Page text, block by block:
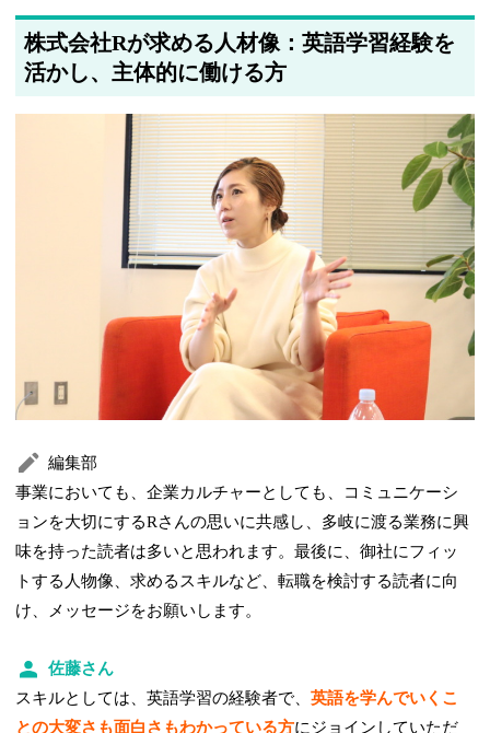
株式会社Rが求める人材像：英語学習経験を
活かし、主体的に働ける方
編集部
事業においても、企業カルチャーとしても、コミュニケーシ
ョンを大切にするRさんの思いに共感し、多岐に渡る業務に興
味を持った読者は多いと思われます。最後に、御社にフィッ
トする人物像、求めるスキルなど、転職を検討する読者に向
け、メッセージをお願いします。
佐藤さん
スキルとしては、英語学習の経験者で、英語を学んでいくこ
との大変さも面白さもわかっている方にジョインしていただ